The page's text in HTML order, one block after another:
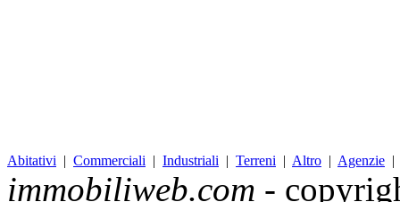
Abitativi | Commerciali | Industriali | Terreni | Altro | Agenzie
immobiliweb.com -